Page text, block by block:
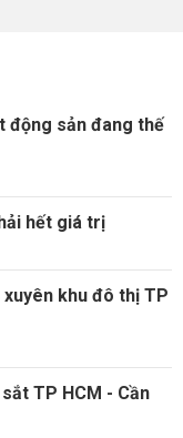
động sản đang thế
hết giá trị
khu đô thị TP
TP HCM - Cần